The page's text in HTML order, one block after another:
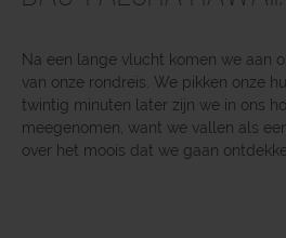
Na een lange vlucht komen we aan
van onze rondreis. We pikken onze
twintig minuten later zijn we in ons
meegenomen, want we vallen als
over het moois dat we gaan